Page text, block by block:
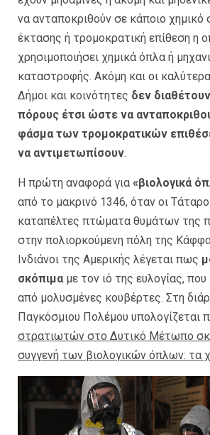
να ανταποκριθούν σε κάποιο χημικό
έκτασης ή τρομοκρατική επίθεση η
χρησιμοποιήσει χημικά όπλα ή
καταστροφής. Ακόμη και οι
Δήμοι και κοινότητες δεν
πόρους έτσι ώστε να
φάσμα των τρομοκρατικών
να αντιμετωπίσουν.
Η πρώτη αναφορά για «βιολογικά
από το μακρινό 1346, όταν οι
καταπέλτες πτώματα θυμάτων της
στην πολιορκούμενη πόλη της
Ινδιάνοι της Αμερικής λέγεται πως
σκόπιμα με τον ιό της ευλογίας,
από μολυσμένες κουβέρτες. Στη
Παγκόσμιου Πολέμου υπολογίζεται
στρατιωτών στο Δυτικό Μέτωπο
συγγενή των βιολογικών όπλων: τα